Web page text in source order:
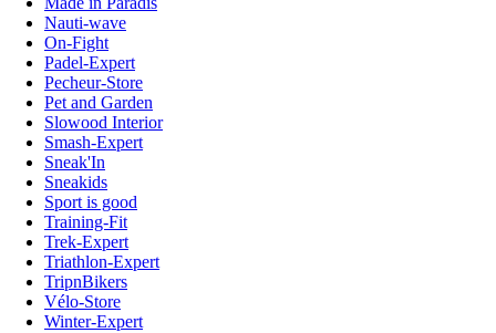
Nauti-wave
On-Fight
Padel-Expert
Pecheur-Store
Pet and Garden
Slowood Interior
Smash-Expert
Sneak'In
Sneakids
Sport is good
Training-Fit
Trek-Expert
Triathlon-Expert
TripnBikers
Vélo-Store
Winter-Expert